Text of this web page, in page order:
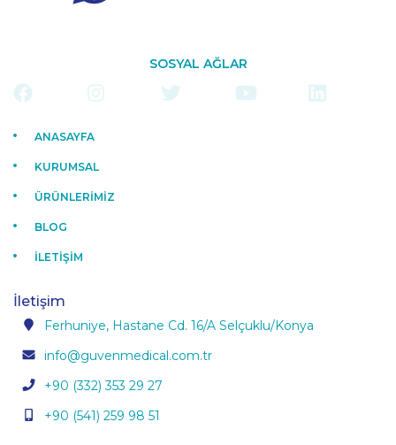
SOSYAL AĞLAR
ANASAYFA
KURUMSAL
ÜRÜNLERİMİZ
BLOG
İLETİŞİM
İletişim
Ferhuniye, Hastane Cd. 16/A Selçuklu/Konya
info@guvenmedical.com.tr
+90 (332) 353 29 27
+90 (541) 259 98 51